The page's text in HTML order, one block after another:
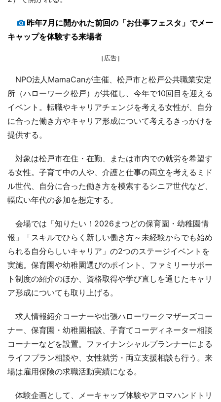
昨年7月に開かれた前回の「お仕事フェスタ」でメー
キャップを体験する来場者
［広告］
NPO法人MamaCanが主催、松戸市と松戸公共職業安定
所（ハローワーク松戸）が共催し、今年で10回目を迎える
イベント。転職やキャリアチェンジを考える女性が、自分
に合った働き方やキャリア形成について考えるきっかけを
提供する。
対象は松戸市在住・在勤、または市内での就労を希望す
る女性。子育て中の人や、介護と仕事の両立を考えるミド
ル世代、自分に合った働き方を模索するシニア世代など、
幅広い年代の参加を想定する。
会場では「知りたい！2026まつどの保育園・幼稚園情
報」「スキルでひらく新しい働き方～未経験からでも始め
られる自分らしいキャリア」の2つのステージイベントを
実施。保育園や幼稚園選びのポイント、ファミリーサポー
ト制度の紹介のほか、資格取得や学び直しを通じたキャリ
ア形成についても取り上げる。
求人情報紹介コーナーや出張ハローワークマザーズコー
ナー、保育園・幼稚園相談、子育てコーディネーター相談
コーナーなどを設置。ファイナンシャルプランナーによる
ライフプラン相談や、女性就労・両立支援相談も行う。来
場は雇用保険の求職活動実績になる。
体験企画として、メーキャップ体験やアロマハンドトリ